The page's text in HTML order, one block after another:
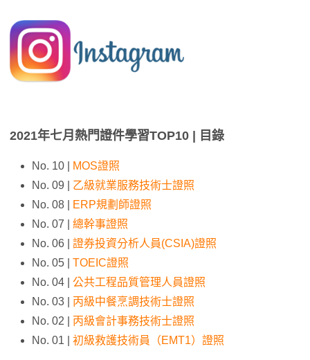
2021年七月熱門證件學習TOP10 | 目錄
No. 10 |
MOS證照
No. 09 | 乙級就業服務技術士證照
No. 08 |
ERP規劃師證照
No. 07 | 總幹事證照
No. 06 | 證券投資分析人員(CSIA)證照
No. 05 | TOEIC證照
No. 04 | 公共工程品質管理人員證照
No. 03 | 丙級中餐烹調技術士證照
No. 02 | 丙級會計事務技術士證照
No. 01 | 初級救護技術員（EMT1）證照